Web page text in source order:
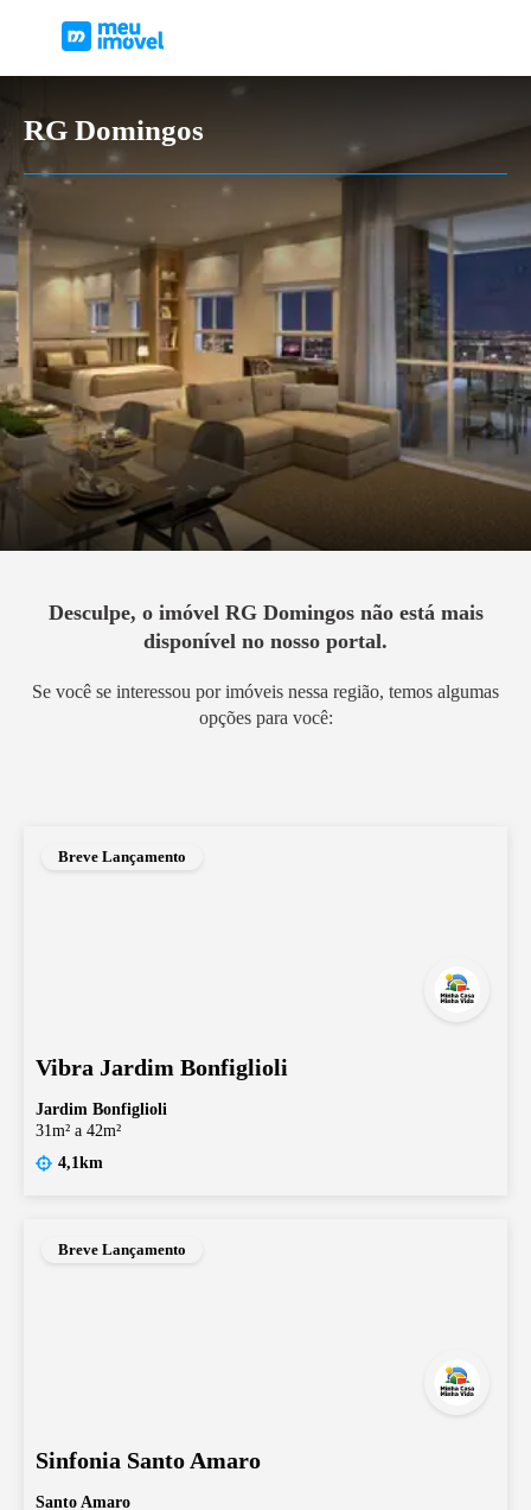
RG Domingos
Desculpe, o imóvel RG Domingosnão está mais
disponível no nosso portal.
Se você se interessou por imóveis nessa região, temos algumas
opções para você:
Breve Lançamento
Vibra Jardim Bonfiglioli
Jardim Bonfiglioli
31m² a 42m²
4,1km
Breve Lançamento
Sinfonia Santo Amaro
Santo Amaro